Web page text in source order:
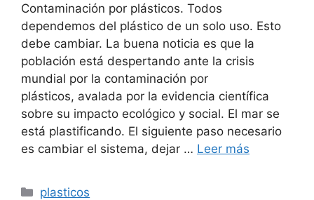
Contaminación por plásticos. Todos
dependemos del plástico de un solo uso. Esto
debe cambiar. La buena noticia es que la
población está despertando ante la crisis
mundial por la contaminación por
plásticos, avalada por la evidencia científica
sobre su impacto ecológico y social. El mar se
está plastificando. El siguiente paso necesario
es cambiar el sistema, dejar … Leer más
Categorías
plasticos